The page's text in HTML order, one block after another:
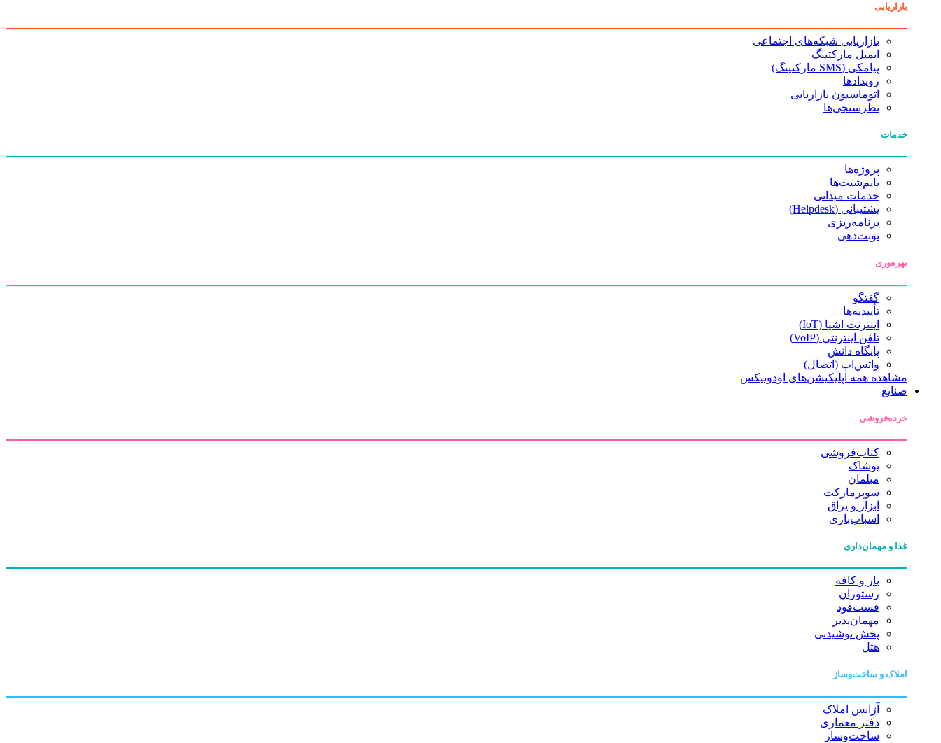
بازاریابی
بازاریابی شبکه‌های اجتماعی
ایمیل مارکتینگ
پیامکی (SMS مارکتینگ)
رویدادها
اتوماسیون بازاریابی
نظرسنجی‌ها
خدمات
پروژه‌ها
تایم‌شیت‌ها
خدمات میدانی
پشتیبانی (Helpdesk)
برنامه‌ریزی
نوبت‌دهی
بهره‌وری
گفتگو
تأییدیه‌ها
اینترنت اشیا (IoT)
تلفن اینترنتی (VoIP)
پایگاه دانش
واتس‌اپ (اتصال)
مشاهده همه اپلیکیشن‌های اودونیکس
صنایع
خرده‌فروشی
کتاب‌فروشی
پوشاک
مبلمان
سوپرمارکت
ابزار و یراق
اسباب‌بازی
غذا و مهمان‌داری
بار و کافه
رستوران
فست‌فود
مهمان‌پذیر
پخش نوشیدنی
هتل
املاک و ساخت‌وساز
آژانس املاک
دفتر معماری
ساخت‌وساز